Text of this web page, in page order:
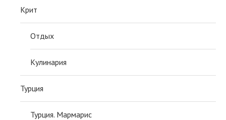
Крит
Отдых
Кулинария
Турция
Турция. Мармарис